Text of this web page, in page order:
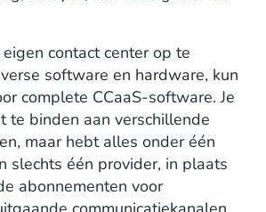
contact center op te
software en hardware, kun
complete CCaaS-software. Je
te binden aan verschillende
maar hebt alles onder één
slechts één provider, in plaats
abonnementen voor